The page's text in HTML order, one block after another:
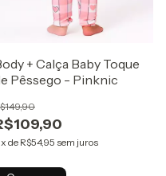
+ Calça Baby Toque
Pêssego - Pinknic
x de R$54,95 sem juros